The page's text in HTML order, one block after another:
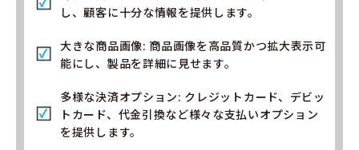
し、顧客に十分な情報を提供します。
大きな商品画像: 商品画像を高品質かつ拡大表示可
能にし、製品を詳細に見せます。
多様な決済オプション: クレジットカード、デビッ
トカード、代金引換など様々な支払いオプション
を提供します。